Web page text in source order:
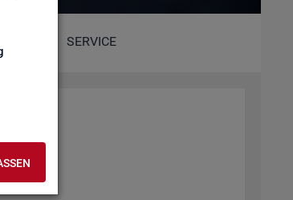
SERVICE